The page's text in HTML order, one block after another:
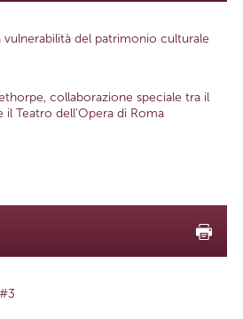
vulnerabilità del patrimonio culturale
collaborazione speciale tra il
il Teatro dell'Opera di Roma